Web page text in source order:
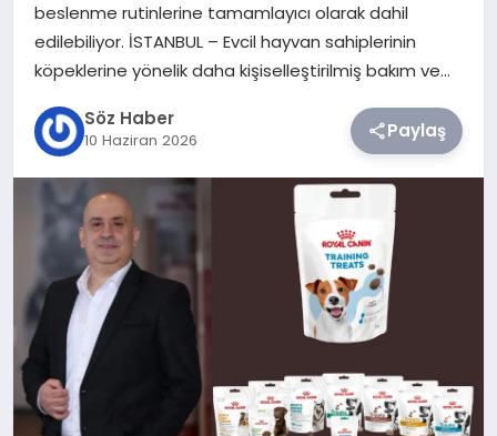
SIYASET
YAŞAM
beslenme rutinlerine tamamlayıcı olarak dahil
edilebiliyor. İSTANBUL – Evcil hayvan sahiplerinin
köpeklerine yönelik daha kişiselleştirilmiş bakım ve…
Söz Haber
10 Haziran 2026 Paylaş